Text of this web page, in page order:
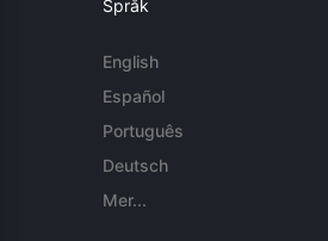
Språk
English
Español
Português
Deutsch
Mer...